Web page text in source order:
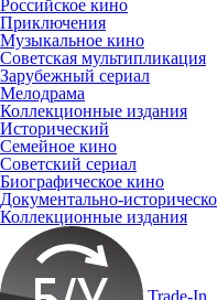
Российское кино
Приключения
Музыкальное кино
Советская мультипликация
Зарубежный сериал
Мелодрама
Коллекционные издания
Исторический
Семейное кино
Советский сериал
Биографическое кино
Документально-
Коллекционные издания
Trade-In